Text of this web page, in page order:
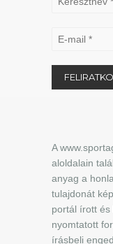
A
aloldalain
anyag a
tulajdonát
portál írott és
nyomtatott
írásbeli